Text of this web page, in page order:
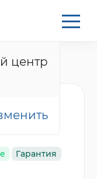
центр
Гарантия